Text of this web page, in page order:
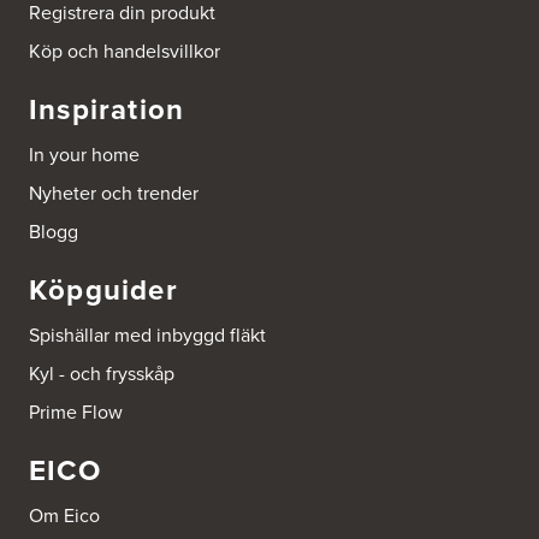
Tel.:0046-86428515
http://www.ballingslov.se
Gäddvägen 12
Tel.:752412900
Hönekullavägen 25
Tel.:752418750
Beijer Byggmaterial Bollnäs - Filial 041
Industrigatan 5
Tel.: 752411000
Beijer Byggmaterial Piteå - Filial 002
Batterigatan 2
941 47 Piteå
Registrera din produkt
Köp och handelsvillkor
Inspiration
In your home
Nyheter och trender
Blogg
Köpguider
Spishällar med inbyggd fläkt
Kyl - och frysskåp
Prime Flow
EICO
Om Eico